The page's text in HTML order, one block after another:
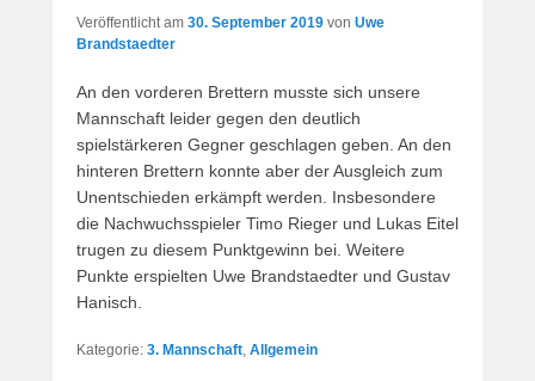
Veröffentlicht am 30. September 2019 von Uwe
Brandstaedter
An den vorderen Brettern musste sich unsere
Mannschaft leider gegen den deutlich
spielstärkeren Gegner geschlagen geben. An den
hinteren Brettern konnte aber der Ausgleich zum
Unentschieden erkämpft werden. Insbesondere
die Nachwuchsspieler Timo Rieger und Lukas Eitel
trugen zu diesem Punktgewinn bei. Weitere
Punkte erspielten Uwe Brandstaedter und Gustav
Hanisch.
Kategorie: 3. Mannschaft, Allgemein